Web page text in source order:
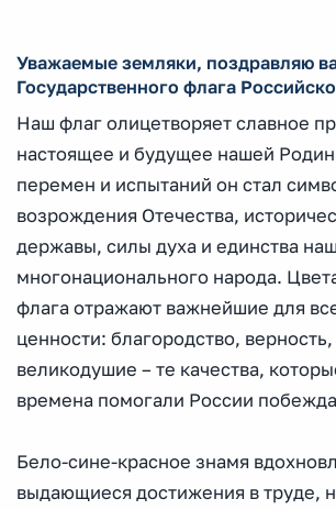
Уважаемые земляки, поздравляю
Государственного флага
Наш флаг олицетворяет славное
настоящее и будущее нашей
перемен и испытаний он стал
возрождения Отечества,
державы, силы духа и единства
многонационального народа.
флага отражают важнейшие для
ценности: благородство,
великодушие – те качества,
времена помогали России
Бело-сине-красное знамя
выдающиеся достижения в труде,